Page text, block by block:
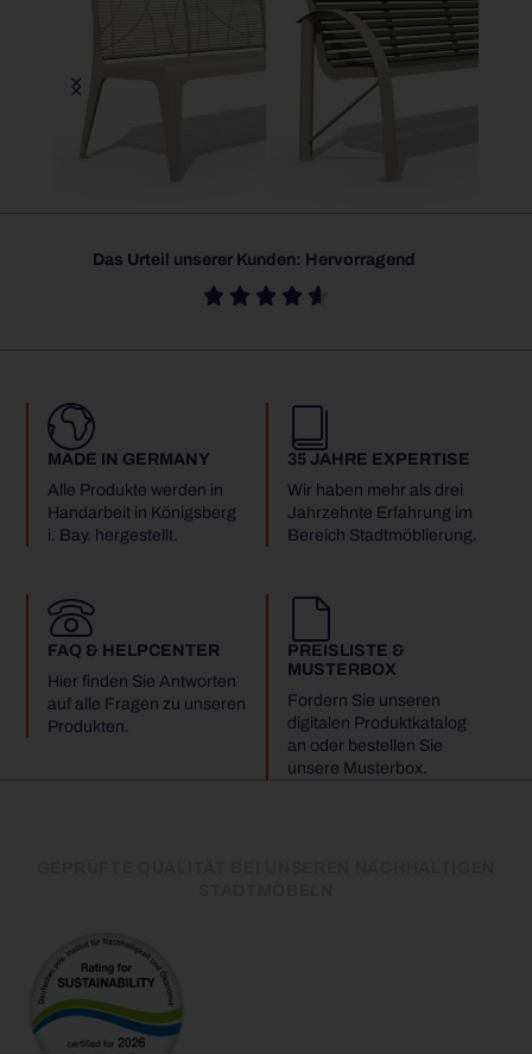
Das Urteil unserer Kunden: Hervorragend
    
MADE IN GERMANY
Alle Produkte werden in
Handarbeit in Königsberg
i. Bay. hergestellt.
35 JAHRE EXPERTISE
Wir haben mehr als drei
Jahrzehnte Erfahrung im
Bereich Stadtmöblierung.
FAQ & HELPCENTER
Hier finden Sie Antworten
auf alle Fragen zu unseren
Produkten.
PREISLISTE &
MUSTERBOX
Fordern Sie unseren
digitalen Produktkatalog
an oder bestellen Sie
unsere Musterbox.